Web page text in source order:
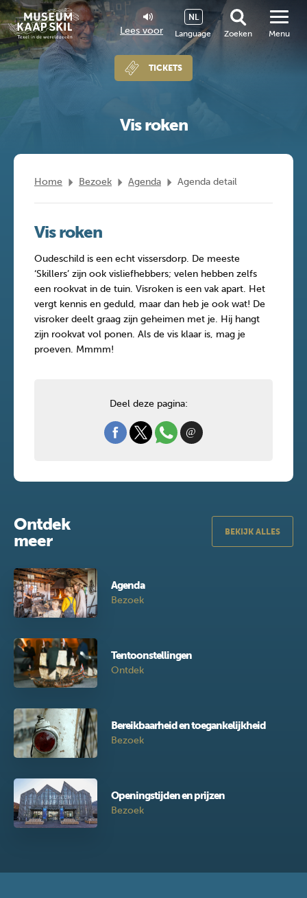
Lees voor Language
NL
Zoeken
TICKETS
Menu
Vis roken
Home Bezoek Agenda Agenda detail
Vis roken
Oudeschild is een echt vissersdorp. De meeste
‘Skillers’ zijn ook visliefhebbers; velen hebben zelfs
een rookvat in de tuin. Visroken is een vak apart. Het
vergt kennis en geduld, maar dan heb je ook wat! De
visroker deelt graag zijn geheimen met je. Hij hangt
zijn rookvat vol ponen. Als de vis klaar is, mag je
proeven. Mmmm!
Deel deze pagina:
Ontdek
meer
BEKIJK ALLES
Agenda
Bezoek
Tentoonstellingen
Ontdek
Bereikbaarheid en toegankelijkheid
Bezoek
Openingstijden en prijzen
Bezoek